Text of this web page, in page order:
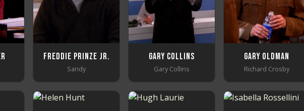
Freddie Prinze Jr.
Sandy
Gary Collins
Gary Collins
Gary Oldman
Richard Crosby